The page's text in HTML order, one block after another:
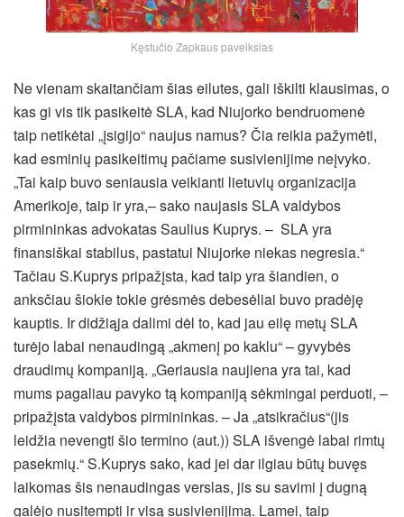
Kęstučio Zapkaus paveikslas
Ne vienam skaitančiam šias eilutes, gali iškilti klausimas, o
kas gi vis tik pasikeitė SLA, kad Niujorko bendruomenė
taip netikėtai „įsigijo“ naujus namus? Čia reikia pažymėti,
kad esminių pasikeitimų pačiame susivienijime neįvyko.
„Tai kaip buvo seniausia veikianti lietuvių organizacija
Amerikoje, taip ir yra,– sako naujasis SLA valdybos
pirmininkas advokatas Saulius Kuprys. – SLA yra
finansiškai stabilus, pastatui Niujorke niekas negresia.“
Tačiau S.Kuprys pripažįsta, kad taip yra šiandien, o
anksčiau šiokie tokie grėsmės debesėliai buvo pradėję
kauptis. Ir didžiąja dalimi dėl to, kad jau eilę metų SLA
turėjo labai nenaudingą „akmenį po kaklu“ – gyvybės
draudimų kompaniją. „Geriausia naujiena yra tai, kad
mums pagaliau pavyko tą kompaniją sėkmingai perduoti, –
pripažįsta valdybos pirmininkas. – Ja „atsikračius“(jis
leidžia nevengti šio termino (aut.)) SLA išvengė labai rimtų
pasekmių.“ S.Kuprys sako, kad jei dar ilgiau būtų buvęs
laikomas šis nenaudingas verslas, jis su savimi į dugną
galėjo nusitempti ir visą susivienijimą. Lamei, taip